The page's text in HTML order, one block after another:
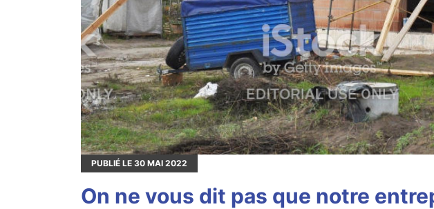
PUBLIÉ LE 30 MAI 2022
On ne vous dit pas que notre